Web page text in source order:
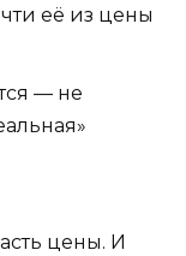
её из цены
— не
цены. И